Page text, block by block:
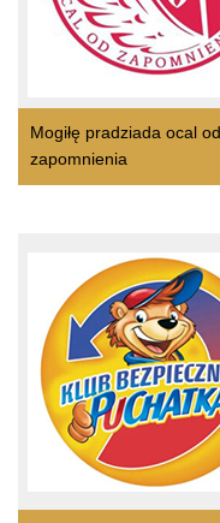
Mogiłę pradziada ocal od
zapomnienia